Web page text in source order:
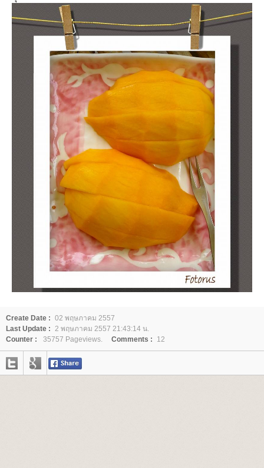
Create Date : 02 พฤษภาคม 2557
Last Update :
2 พฤษภาคม 2557 21:43:14 น.
Counter :
35757 Pageviews. Comments : 12